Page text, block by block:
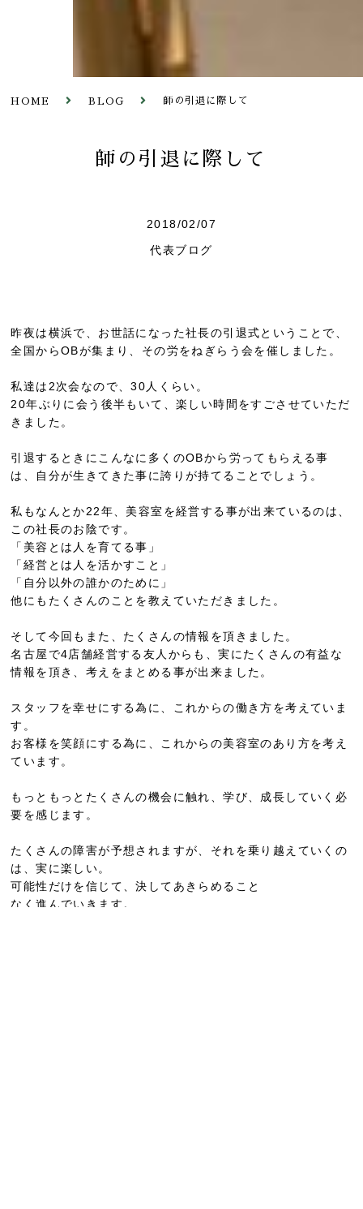
HOME BLOG 師の引退に際して
師の引退に際して
2018/02/07
代表ブログ
昨夜は横浜で、お世話になった社長の引退式ということで、
全国からOBが集まり、その労をねぎらう会を催しました。
私達は2次会なので、30人くらい。
20年ぶりに会う後半もいて、楽しい時間をすごさせていただ
きました。
引退するときにこんなに多くのOBから労ってもらえる事
は、自分が生きてきた事に誇りが持てることでしょう。
私もなんとか22年、美容室を経営する事が出来ているのは、
この社長のお陰です。
「美容とは人を育てる事」
「経営とは人を活かすこと」
「自分以外の誰かのために」
他にもたくさんのことを教えていただきました。
そして今回もまた、たくさんの情報を頂きました。
名古屋で4店舗経営する友人からも、実にたくさんの有益な
情報を頂き、考えをまとめる事が出来ました。
スタッフを幸せにする為に、これからの働き方を考えていま
す。
お客様を笑顔にする為に、これからの美容室のあり方を考え
ています。
もっともっとたくさんの機会に触れ、学び、成長していく必
要を感じます。
たくさんの障害が予想されますが、それを乗り越えていくの
は、実に楽しい。
可能性だけを信じて、決してあきらめること
なく進んでいきます。